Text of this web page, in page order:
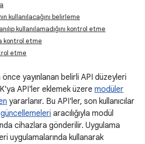
kullanılacağını belirleme
kullanılamadığını kontrol etme
kontrol etme
etme
önce yayınlanan belirli API düzeyleri
API'ler eklemek üzere modüler
yararlanır. Bu API'ler, son kullanıcılar
aracılığıyla modül
cihazlara gönderilir. Uygulama
uygulamalarında kullanarak